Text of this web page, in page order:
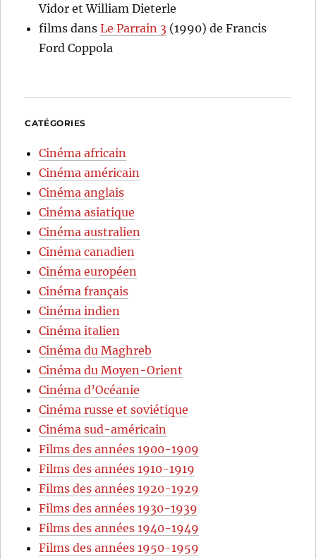
Vidor et William Dieterle
films dansLe Parrain 3 (1990) de Francis
Ford Coppola
CATÉGORIES
Cinéma africain
Cinéma américain
Cinéma anglais
Cinéma asiatique
Cinéma australien
Cinéma canadien
Cinéma européen
Cinéma français
Cinéma indien
Cinéma italien
Cinéma du Maghreb
Cinéma du Moyen-Orient
Cinéma d’Océanie
Cinéma russe et soviétique
Cinéma sud-américain
Films des années 1900-1909
Films des années 1910-1919
Films des années 1920-1929
Films des années 1930-1939
Films des années 1940-1949
Films des années 1950-1959